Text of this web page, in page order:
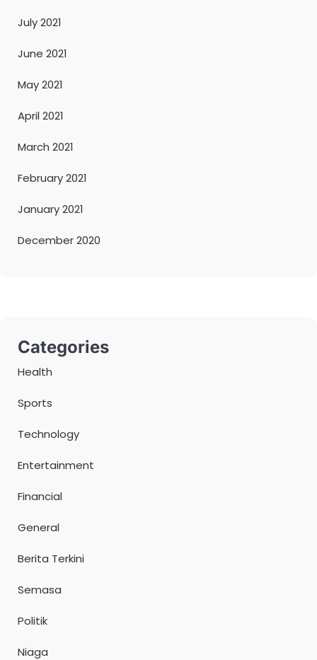
July 2021
June 2021
May 2021
April 2021
March 2021
February 2021
January 2021
December 2020
Categories
Health
Sports
Technology
Entertainment
Financial
General
Berita Terkini
Semasa
Politik
Niaga